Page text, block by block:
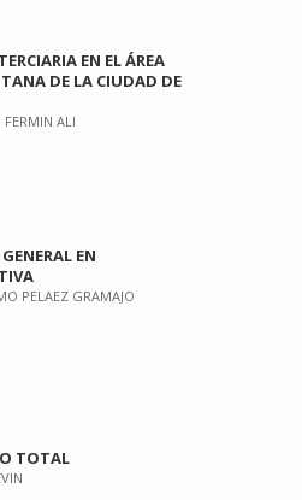
EN EL ÁREA
DE LA CIUDAD DE
ALI
EN
PELAEZ GRAMAJO
TOTAL